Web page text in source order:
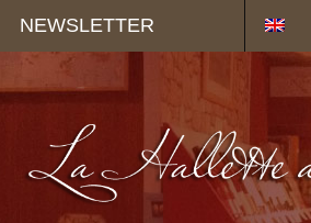
NEWSLETTER
Panneau de gestion des cookies